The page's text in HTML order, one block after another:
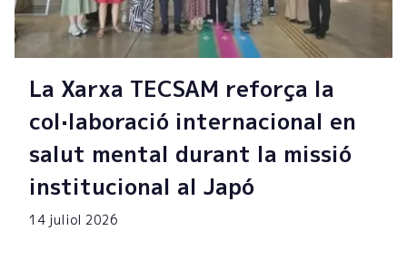
La Xarxa TECSAM reforça la
col·laboració internacional en
salut mental durant la missió
institucional al Japó
14 juliol 2026